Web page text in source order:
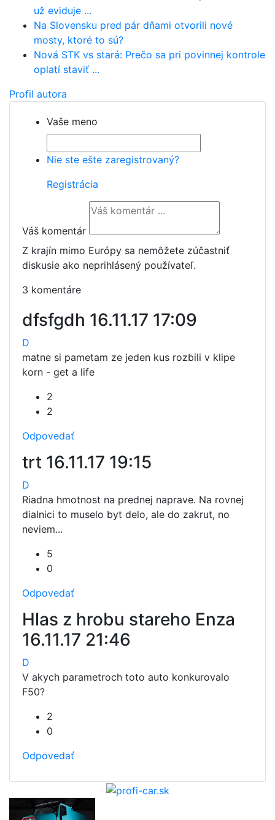
už eviduje ...
Na Slovensku pred pár dňami otvorili nové
mosty, ktoré to sú?
Nová STK vs stará: Prečo sa pri povinnej kontrole
oplatí staviť ...
Profil autora
Vaše meno
Nie ste ešte zaregistrovaný?
Registrácia
Váš komentár
Z krajín mimo Európy sa nemôžete zúčastniť
diskusie ako neprihlásený používateľ.
3 komentáre
dfsfgdh 16.11.17 17:09
D
matne si pametam ze jeden kus rozbili v klipe
korn - get a life
2
2
Odpovedať
trt 16.11.17 19:15
D
Riadna hmotnost na prednej naprave. Na rovnej
dialnici to muselo byt delo, ale do zakrut, no
neviem...
5
0
Odpovedať
Hlas z hrobu stareho Enza
16.11.17 21:46
D
V akych parametroch toto auto konkurovalo
F50?
2
0
Odpovedať